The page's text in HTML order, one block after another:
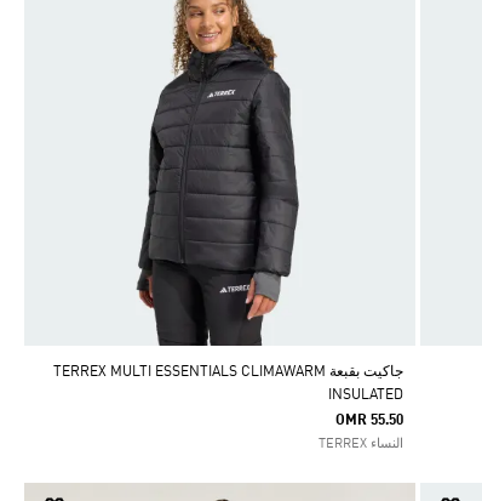
جاكيت بقبعة TERREX MULTI ESSENTIALS CLIMAWARM
INSULATED
OMR 55.50
النساء TERREX